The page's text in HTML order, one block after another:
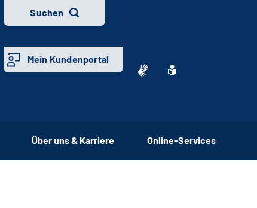
Suchen
Mein Kundenportal
Über uns & Karriere Online-Services